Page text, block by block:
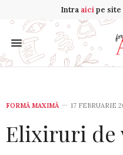
Intra aicipe site
FORMĂ MAXIMĂ 17 FEBRUARIE
Elixiruri de